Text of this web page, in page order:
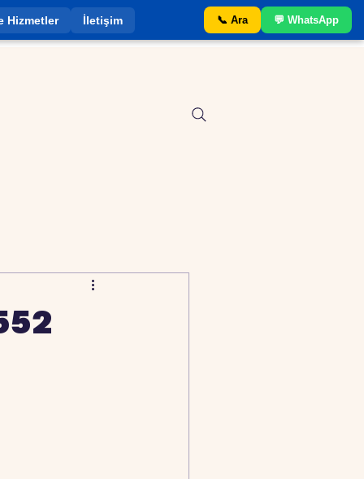
Hizmetler İletişim 📞 Ara 💬 WhatsApp